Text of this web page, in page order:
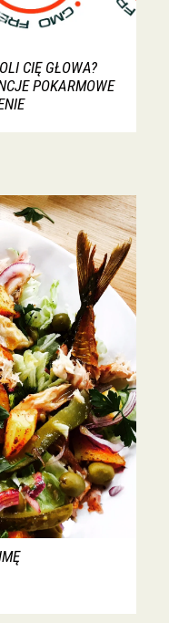
CIĘ GŁOWA?
POKARMOWE